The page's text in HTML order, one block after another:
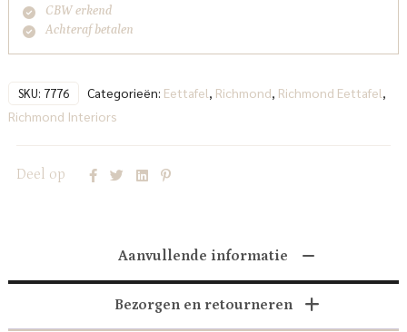
CBW erkend
Achteraf betalen
SKU: 7776 Categorieën: Eettafel Richmond Richmond Eettafel
Richmond Interiors
Deel op
Aanvullende informatie
Bezorgen en retourneren